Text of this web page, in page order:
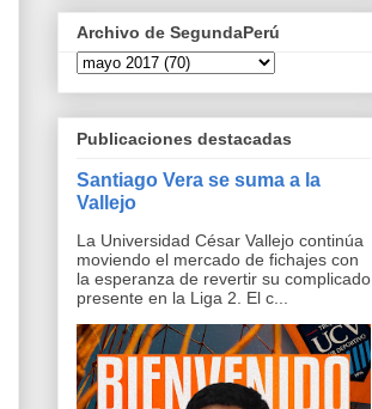
Archivo de SegundaPerú
Publicaciones destacadas
Santiago Vera se suma a la
Vallejo
La Universidad César Vallejo continúa
moviendo el mercado de fichajes con
la esperanza de revertir su complicado
presente en la Liga 2. El c...